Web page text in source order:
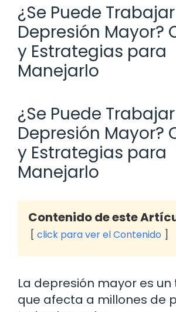
¿Se Puede
Depresión Mayor?
y Estrategias para
Manejarlo
¿Se Puede
Depresión Mayor?
y Estrategias para
Manejarlo
Contenido de este
click para ver el Contenido
La depresión mayor es
que afecta a millones de